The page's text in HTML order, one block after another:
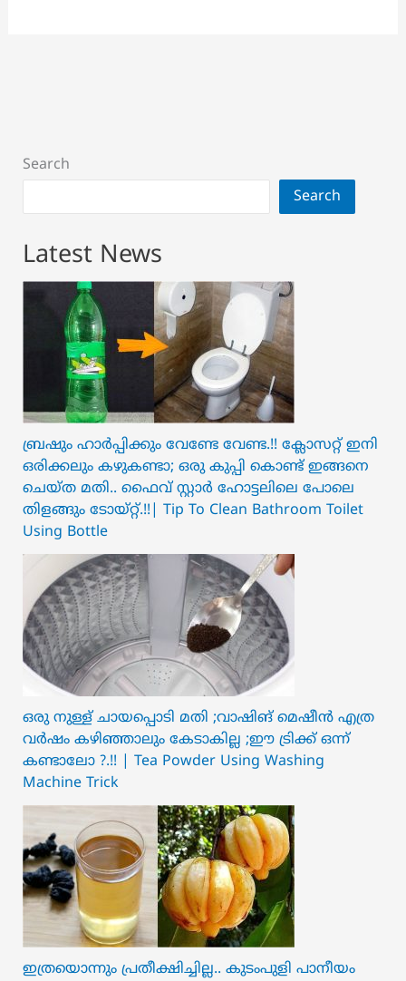
Search
Search
Latest News
ബ്രഷും ഹാർപ്പിക്കും വേണ്ടേ വേണ്ട.!! ക്ലോസറ്റ് ഇനി
ഒരിക്കലും കഴുകണ്ടാ; ഒരു കുപ്പി കൊണ്ട് ഇങ്ങനെ
ചെയ്ത മതി.. ഫൈവ് സ്റ്റാർ ഹോട്ടലിലെ പോലെ
തിളങ്ങും ടോയ്റ്റ്.!!| Tip To Clean Bathroom Toilet
Using Bottle
ഒരു നുള്ള് ചായപ്പൊടി മതി ;വാഷിങ് മെഷീൻ എത്ര
വർഷം കഴിഞ്ഞാലും കേടാകില്ല ;ഈ ട്രിക്ക് ഒന്ന്
കണ്ടാലോ ?.!! | Tea Powder Using Washing
Machine Trick
ഇത്രയൊന്നും പ്രതീക്ഷിച്ചില്ല.. ക‍ു‌ടംപുളി പാനീയം